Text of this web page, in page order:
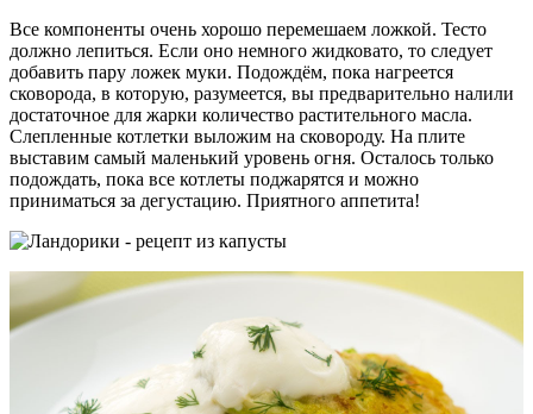
Все компоненты очень хорошо перемешаем ложкой. Тесто
должно лепиться. Если оно немного жидковато, то следует
добавить пару ложек муки. Подождём, пока нагреется
сковорода, в которую, разумеется, вы предварительно налили
достаточное для жарки количество растительного масла.
Слепленные котлетки выложим на сковороду. На плите
выставим самый маленький уровень огня. Осталось только
подождать, пока все котлеты поджарятся и можно
приниматься за дегустацию. Приятного аппетита!